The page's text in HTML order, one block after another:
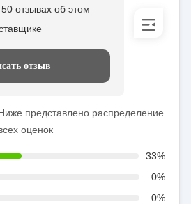
отзывах об этом
отзыв
представлено распределение
оценок
33%
0%
0%